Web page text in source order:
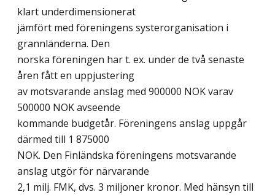
klart underdimensionerat
jämfört med föreningens systerorganisation i
grannländerna. Den
norska föreningen har t. ex. under de två senaste
åren fått en uppjustering
av motsvarande anslag med 900000 NOK varav
500000 NOK avseende
kommande budgetår. Föreningens anslag uppgår
därmed till 1 875000
NOK. Den Finländska föreningens motsvarande
anslag utgör för närvarande
2,1 milj. FMK, dvs. 3 miljoner kronor. Med hänsyn till